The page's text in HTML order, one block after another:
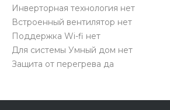
Инверторная технология нет
Встроенный вентилятор нет
Поддержка Wi-fi нет
Для системы Умный дом нет
Защита от перегрева да